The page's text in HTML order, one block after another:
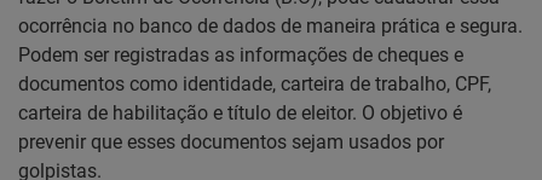
ocorrência no banco de dados de maneira prática e segura.
Podem ser registradas as informações de cheques e
documentos como identidade, carteira de trabalho, CPF,
carteira de habilitação e título de eleitor. O objetivo é
prevenir que esses documentos sejam usados por
golpistas.